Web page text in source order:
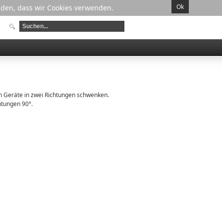
in zwei Richtungen schwenken.
90°.
dass wir Cookies verwenden. Ok